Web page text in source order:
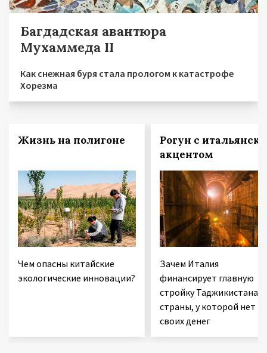
Багдадская авантюра
Мухаммеда II
Как снежная буря стала прологом к катастрофе
Хорезма
Жизнь на полигоне
Чем опасны китайские
экологические инновации?
Рогун с
акцентом
Зачем Италия
финансирует главную
стройку Таджикистана —
страны, у которой нет
своих денег